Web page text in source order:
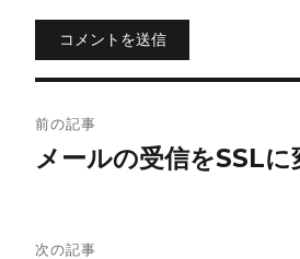
コメントを送信
稿
ビ
前の記事
メールの受信をSSLに
次の記事